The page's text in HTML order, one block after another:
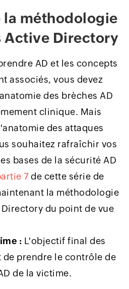
la méthodologie
Active Directory
AD et les concepts
associés, vous devez
des brèches AD
clinique. Mais
des attaques
souhaitez rafraîchir vos
bases de la sécurité AD
7 de cette série de
la méthodologie
du point de vue
: L'objectif final des
de prendre le contrôle de
de la victime.